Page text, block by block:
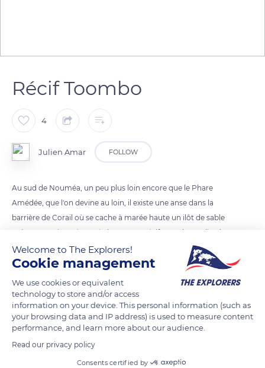
Récif Toombo
4
Julien Amar FOLLOW
Au sud de Nouméa, un peu plus loin encore que le Phare
Amédée, que l'on devine au loin, il existe une anse dans la
barrière de Corail où se cache à marée haute un ilôt de sable
qui n 'apparait qu' à marée basse... Le récif Toombo.. solitude
garantie, calme, couleurs somptueuses, avec seulement le
bruit des vagues se cassant sur la barrière à une centaine de
Evasion garantie
READ MORE TRANSLATE
Welcome to The Explorers!
Cookie management
We use cookies or equivalent
technology to store and/or access
information on your device. This personal information (such as
your browsing data and IP address) is used to measure content
performance, and learn more about our audience.
Read our privacy policy
Consents certified by